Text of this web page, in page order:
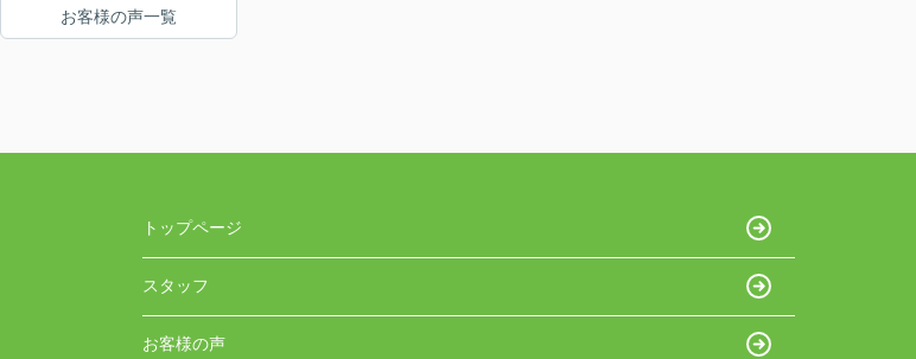
お客様の声一覧
トップページ
スタッフ
お客様の声